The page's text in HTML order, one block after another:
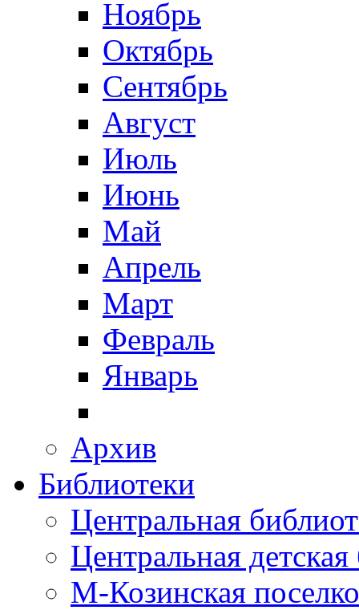
Ноябрь
Октябрь
Сентябрь
Август
Июль
Июнь
Май
Апрель
Март
Февраль
Январь
Архив
Библиотеки
Центральная
Центральная
М-Козинская